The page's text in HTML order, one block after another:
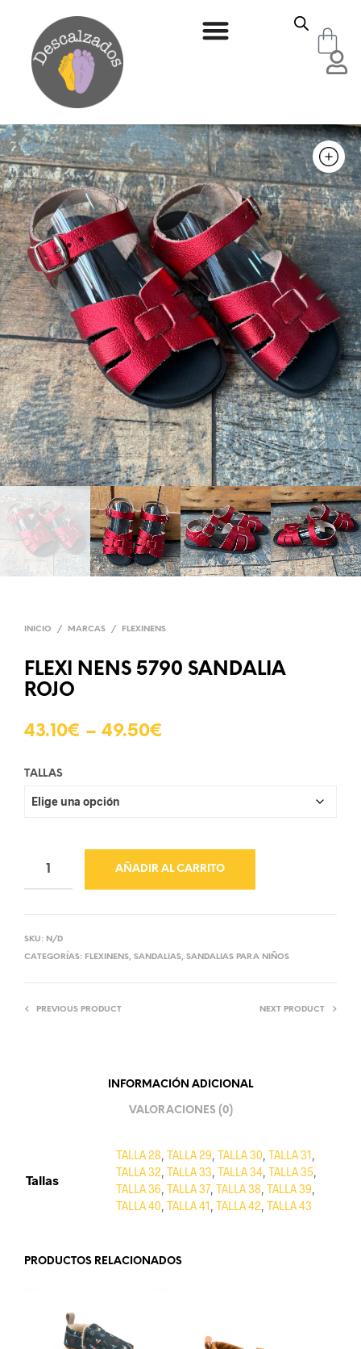
INICIO / MARCAS / FLEXINENS
FLEXI NENS 5790 SANDALIA
ROJO
43.10€ – 49.50€
TALLAS
AÑADIR AL CARRITO
SKU: N/D
CATEGORÍAS: FLEXINENS, SANDALIAS, SANDALIAS PARA NIÑOS
PREVIOUS PRODUCT NEXT PRODUCT
INFORMACIÓN ADICIONAL
VALORACIONES (0)
Tallas
TALLA 28 TALLA 29 TALLA 30 TALLA 31
TALLA 32 TALLA 33 TALLA 34 TALLA 35
TALLA 36 TALLA 37 TALLA 38 TALLA 39
TALLA 40 TALLA 41 TALLA 42 TALLA 43
PRODUCTOS RELACIONADOS